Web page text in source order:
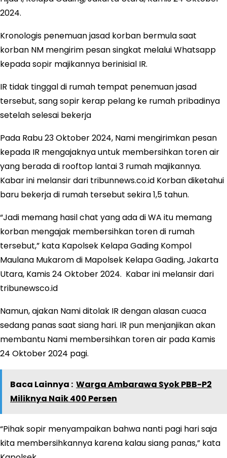
2024.
Kronologis penemuan jasad korban bermula saat
korban NM mengirim pesan singkat melalui Whatsapp
kepada sopir majikannya berinisial IR.
IR tidak tinggal di rumah tempat penemuan jasad
tersebut, sang sopir kerap pelang ke rumah pribadinya
setelah selesai bekerja
Pada Rabu 23 Oktober 2024, Nami mengirimkan pesan
kepada IR mengajaknya untuk membersihkan toren air
yang berada di rooftop lantai 3 rumah majikannya.
Kabar ini melansir dari tribunnews.co.id Korban diketahui
baru bekerja di rumah tersebut sekira 1,5 tahun.
“Jadi memang hasil chat yang ada di WA itu memang
korban mengajak membersihkan toren di rumah
tersebut,” kata Kapolsek Kelapa Gading Kompol
Maulana Mukarom di Mapolsek Kelapa Gading, Jakarta
Utara, Kamis 24 Oktober 2024. Kabar ini melansir dari
tribunewsco.id
Namun, ajakan Nami ditolak IR dengan alasan cuaca
sedang panas saat siang hari. IR pun menjanjikan akan
membantu Nami membersihkan toren air pada Kamis
24 Oktober 2024 pagi.
Baca Lainnya : Warga Ambarawa Syok PBB-P2
Miliknya Naik 400 Persen
“Pihak sopir menyampaikan bahwa nanti pagi hari saja
kita membersihkannya karena kalau siang panas,” kata